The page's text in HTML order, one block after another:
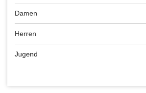
Damen
Herren
Jugend